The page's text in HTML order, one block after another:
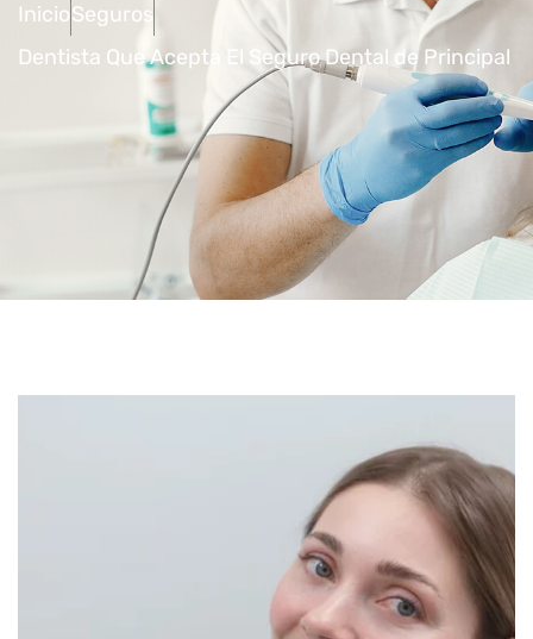
InicioSeguros
Dentista Que Acepta El Seguro Dental de Principal